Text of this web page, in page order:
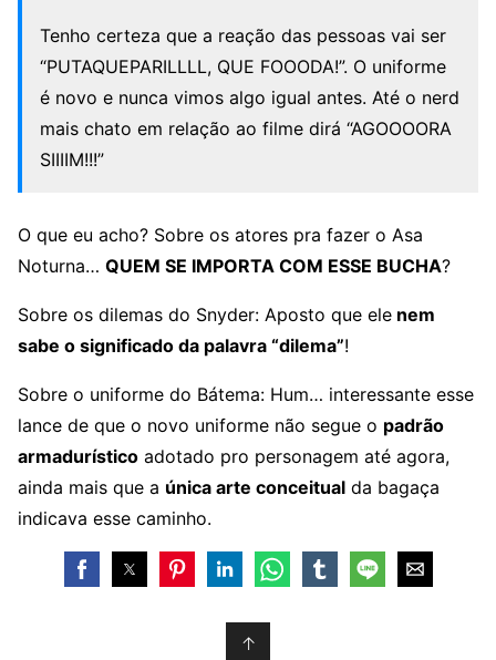
Tenho certeza que a reação das pessoas vai ser
“PUTAQUEPARILLLL, QUE FOOODA!”. O uniforme
é novo e nunca vimos algo igual antes. Até o nerd
mais chato em relação ao filme dirá “AGOOOORA
SIIIIM!!!”
O que eu acho? Sobre os atores pra fazer o Asa
Noturna… QUEM SE IMPORTA COM ESSE BUCHA?
Sobre os dilemas do Snyder: Aposto que ele nem
sabe o significado da palavra “dilema”!
Sobre o uniforme do Bátema: Hum… interessante esse
lance de que o novo uniforme não segue o padrão
armadurístico adotado pro personagem até agora,
ainda mais que a única arte conceitual da bagaça
indicava esse caminho.
↑